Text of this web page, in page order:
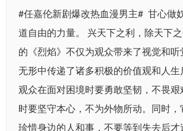
#任嘉伦新剧爆改热血漫男主# 甘心做
道自由的力量。 兴天下之利，除天下
的《烈焰》不仅为观众带来了视觉和
无形中传递了诸多积极的价值观和人生
观众在面对困境时要勇敢坚韧，不畏
时要坚守本心，不为外物所动。同时
珍惜身边的人和事，不要等到失去后才